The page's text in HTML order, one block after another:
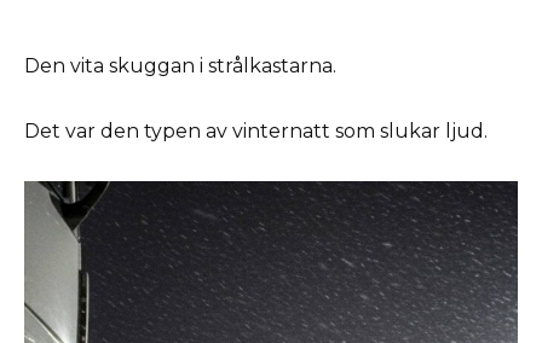
Den vita skuggan i strålkastarna.
Det var den typen av vinternatt som slukar ljud.